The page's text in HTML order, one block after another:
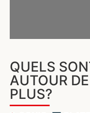
QUELS
AUTOUR
PLUS?